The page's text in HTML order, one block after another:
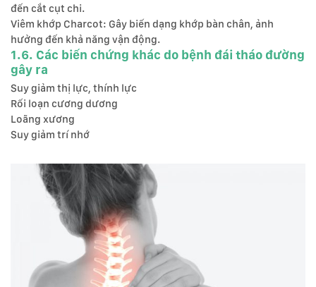
đến cắt cụt chi.
Viêm khớp Charcot: Gây biến dạng khớp bàn chân, ảnh
hưởng đến khả năng vận động.
1.6. Các biến chứng khác do bệnh đái tháo đường
gây ra
Suy giảm thị lực, thính lực
Rối loạn cương dương
Loãng xương
Suy giảm trí nhớ